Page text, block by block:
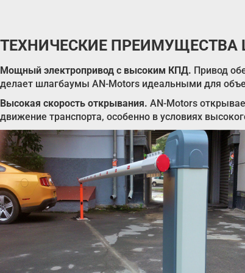
ТЕХНИЧЕСКИЕ ПРЕИМУЩЕСТВА
Мощный электропривод с высоким КПД. Привод
делает шлагбаумы AN-Motors идеальными для
Высокая скорость открывания. AN-Motors
движение транспорта, особенно в условиях